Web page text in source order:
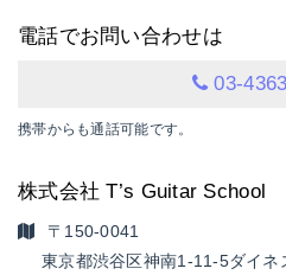
電話でお問い合わせは
03-
携帯からも通話可能です。
株式会社 T’s Guitar School
〒150-0041
東京都渋谷区神南1-11-5ダイネ